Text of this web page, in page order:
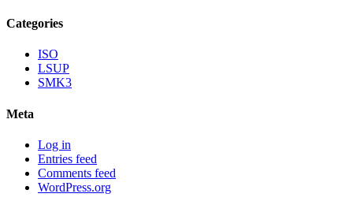
Categories
ISO
LSUP
SMK3
Meta
Log in
Entries feed
Comments feed
WordPress.org